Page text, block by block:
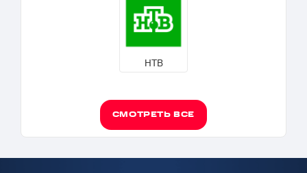
НТВ
СМОТРЕТЬ ВСЕ